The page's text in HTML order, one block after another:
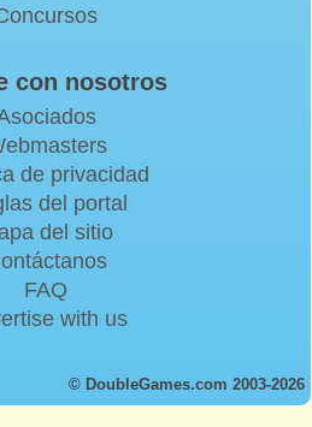
con nosotros
de privacidad
del portal
del sitio
FAQ
with us
© DoubleGames.com 2003-2026